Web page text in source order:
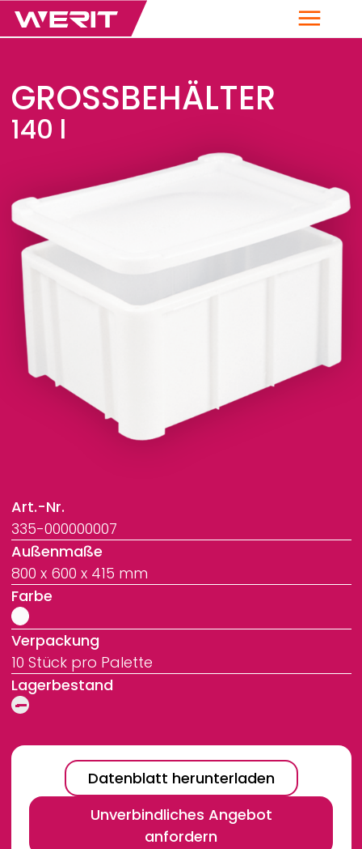
Menü
GROSSBEHÄLTER
140 l
Art.-Nr.
335-000000007
Außenmaße
800 x 600 x 415 mm
Farbe
Verpackung
10 Stück pro Palette
Lagerbestand
Datenblatt herunterladen
Unverbindliches Angebot
anfordern